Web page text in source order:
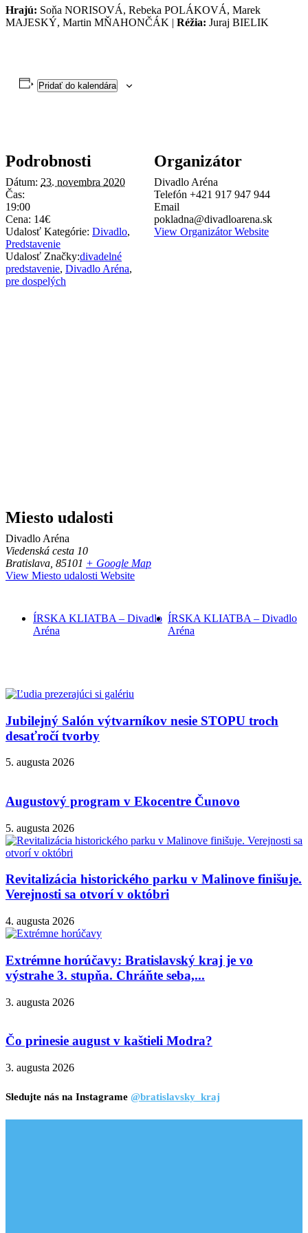
Hrajú: Soňa NORISOVÁ, Rebeka POLÁKOVÁ, Marek
MAJESKÝ, Martin MŇAHONČÁK | Réžia: Juraj BIELIK
Pridať do kalendára
Podrobnosti
Dátum: 23. novembra 2020
Čas:
19:00
Cena: 14€
Udalosť Kategórie: Divadlo,
Predstavenie
Udalosť Značky:divadelné
predstavenie, Divadlo Aréna,
pre dospelých
Organizátor
Divadlo Aréna
Telefón +421 917 947 944
Email
pokladna@divadloarena.sk
View Organizátor Website
Miesto udalosti
Divadlo Aréna
Viedenská cesta 10
Bratislava 85101 + Google Map
View Miesto udalosti Website
ÍRSKA KLIATBA – Divadlo
Aréna
ÍRSKA KLIATBA – Divadlo
Aréna
Jubilejný Salón výtvarníkov nesie STOPU troch
desaťročí tvorby
5. augusta 2026
Augustový program v Ekocentre Čunovo
5. augusta 2026
Revitalizácia historického parku v Malinove finišuje.
Verejnosti sa otvorí v októbri
4. augusta 2026
Extrémne horúčavy: Bratislavský kraj je vo
výstrahe 3. stupňa. Chráňte seba,...
3. augusta 2026
Čo prinesie august v kaštieli Modra?
3. augusta 2026
Sledujte nás na Instagrame @bratislavsky_kraj